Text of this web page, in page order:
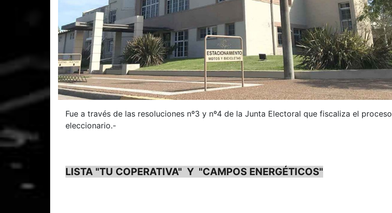
Fue a través de las resoluciones nº3 y nº4 de la Junta Electoral que fiscaliza el proceso
eleccionario.-
LISTA "TU COPERATIVA" Y "CAMPOS ENERGÉTICOS"